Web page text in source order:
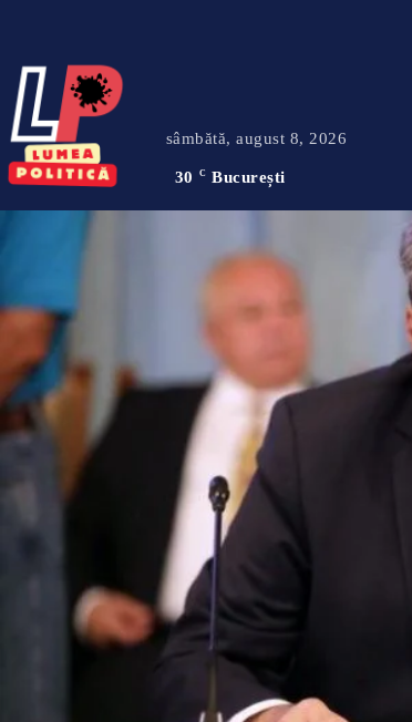
sâmbătă, august 8, 2026
30 C București